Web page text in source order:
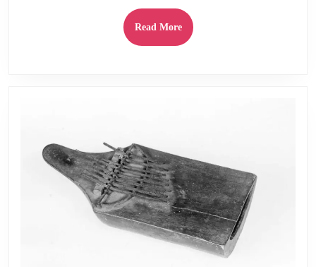
Read MoreRead
More